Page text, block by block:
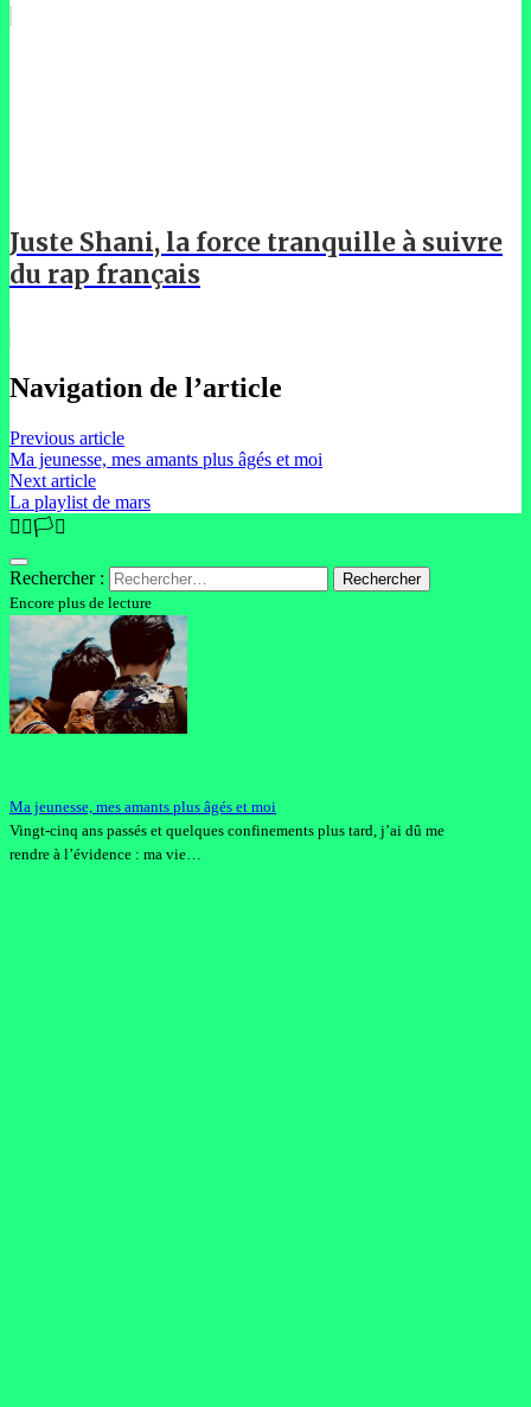
Juste Shani, la force tranquille à suivre
du rap français
Navigation de l’article
Previous article
Ma jeunesse, mes amants plus âgés et moi
Next article
La playlist de mars
🏳️‍🌈🏳️‍⚧️
Rechercher :
Encore plus de lecture
Ma jeunesse, mes amants plus âgés et moi
Vingt-cinq ans passés et quelques confinements plus tard, j’ai dû me
rendre à l’évidence : ma vie…